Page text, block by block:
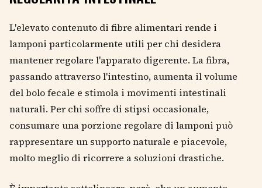
L'elevato contenuto di fibre alimentari rende i
lamponi particolarmente utili per chi desidera
mantener regolare l'apparato digerente. La fibra,
passando attraverso l'intestino, aumenta il volume
del bolo fecale e stimola i movimenti intestinali
naturali. Per chi soffre di stipsi occasionale,
consumare una porzione regolare di lamponi può
rappresentare un supporto naturale e piacevole,
molto meglio di ricorrere a soluzioni drastiche.